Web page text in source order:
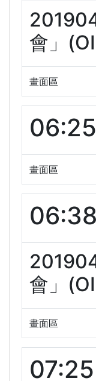
會」
畫面區
畫面區
會」
畫面區